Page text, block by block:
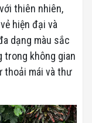
thiên nhiên,
hiện đại và
dạng màu sắc
trong không gian
thoải mái và thư